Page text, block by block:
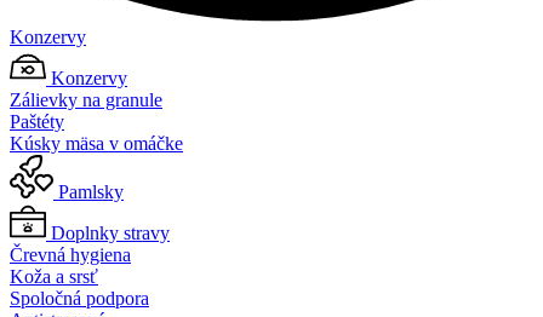
Konzervy
Konzervy
Zálievky na granule
Paštéty
Kúsky mäsa v omáčke
Pamlsky
Doplnky stravy
Črevná hygiena
Koža a srsť
Spoločná podpora